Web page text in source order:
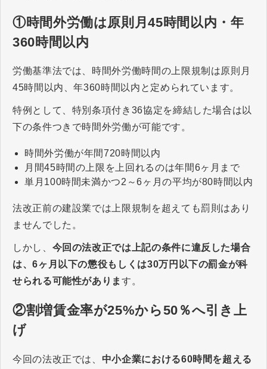
①時間外労働は原則月45時間以内・年
360時間以内
労働基準法では、時間外労働時間の上限規制は原則月
45時間以内、年360時間以内と定められています。
特例として、特別条項付き36協定を締結した場合は以
下の条件つきで時間外労働が可能です。
時間外労働が年間720時間以内
月間45時間の上限を上回れるのは年間6ヶ月まで
単月100時間未満かつ2～6ヶ月の平均が80時間以内
法改正前の建設業では上限規制を超えても罰則はあり
ませんでした。
しかし、 今回の法改正では上記の条件に違反した場合
は、6ヶ月以下の懲役もしくは30万円以下の罰金が科
せられる可能性があります。
②割増賃金率が25%から50％へ引き上
げ
今回の法改正では、 中小企業における60時間を超える